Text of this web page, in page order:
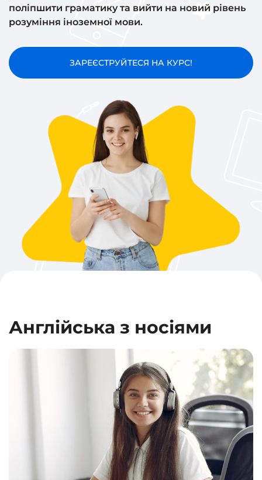
поліпшити граматику та вийти на новий рівень
розуміння іноземної мови.
ЗАРЕЄСТРУЙТЕСЯ НА КУРС!
Англійська з носіями